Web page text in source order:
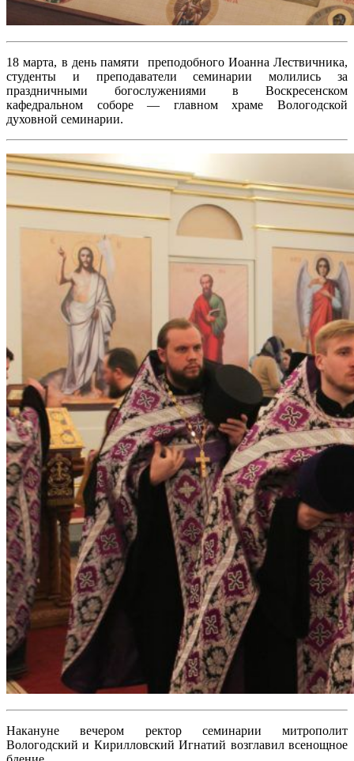
18 марта, в день памяти преподобного Иоанна Лествичника,
студенты и преподаватели семинарии молились за
праздничными богослужениями в Воскресенском
кафедральном соборе — главном храме Вологодской
духовной семинарии.
Накануне вечером ректор семинарии митрополит
Вологодский и Кирилловский Игнатий возглавил всенощное